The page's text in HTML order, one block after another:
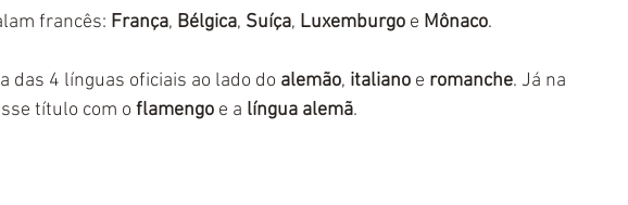
francês: França, Bélgica, Suíça, Luxemburgo e Mônaco.
das 4 línguas oficiais ao lado do alemão, italiano e romanche. Já na
título com o flamengo e a língua alemã.